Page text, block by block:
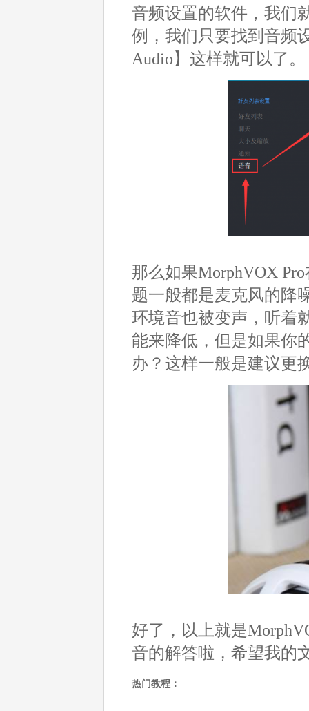
音频设置的软件，我们
例，我们只要找到音频
Audio】这样就可以了。
那么如果MorphVOX
题一般都是麦克风的降
环境音也被变声，听着
能来降低，但是如果你
办？这样一般是建议更
好了，以上就是
音的解答啦，希望我的
热门教程：